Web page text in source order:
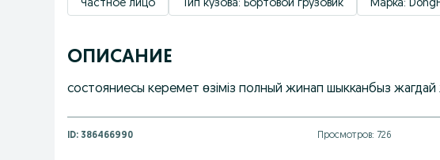
Частное лицо Тип кузова: Бортовой грузовик Марка:
ОПИСАНИЕ
состояниесы керемет өзіміз полный жинап шыкканбыз жагдай
ID: 386466990 Просмотров: 726